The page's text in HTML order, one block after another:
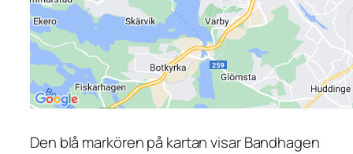
Den blå markören på kartan visar Bandhagen